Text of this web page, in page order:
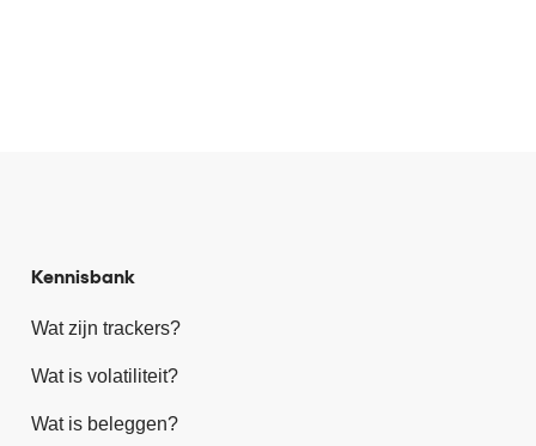
Kennisbank
Wat zijn trackers?
Wat is volatiliteit?
Wat is beleggen?